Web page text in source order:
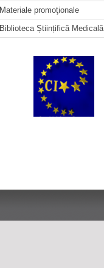
Materiale promoţionale
Biblioteca Științifică Medicală